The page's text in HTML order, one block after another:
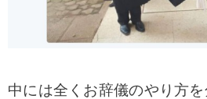
中には全くお辞儀のやり方